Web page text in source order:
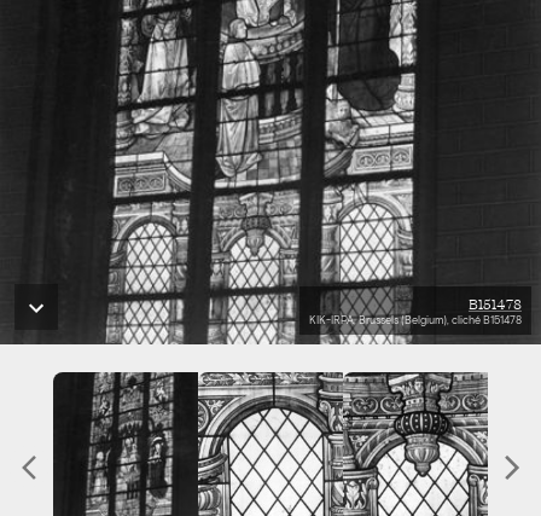
B151478
KIK-IRPA, Brussels (Belgium), cliché B151478